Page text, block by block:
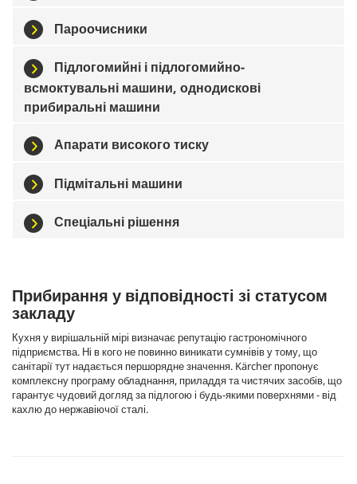
Пароочисники
Підлогомийні і підлогомийно-
всмоктувальні машини, однодискові
прибиральні машини
Апарати високого тиску
Підмітальні машини
Спеціальні рішення
Прибирання у відповідності зі статусом
закладу
Кухня у вирішальній мірі визначає репутацію гастрономічного
підприємства. Ні в кого не повинно виникати сумнівів у тому, що
санітарії тут надається першорядне значення. Kärcher пропонує
комплексну програму обладнання, приладдя та чистячих засобів, що
гарантує чудовий догляд за підлогою і будь-якими поверхнями - від
кахлю до нержавіючої сталі.